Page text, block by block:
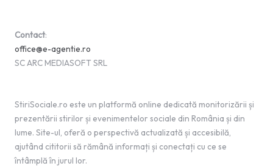
Contact:
office@e-agentie.ro
SC ARC MEDIASOFT SRL
StiriSociale.ro este un platformă online dedicată monitorizării și
prezentării stirilor și evenimentelor sociale din România și din
lume. Site-ul, oferă o perspectivă actualizată și accesibilă,
ajutând cititorii să rămână informați și conectați cu ce se
întâmplă în jurul lor.